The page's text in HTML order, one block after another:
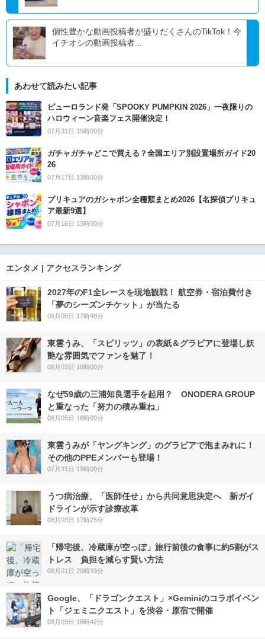
個性豊かな動画投稿者が盛りだくさんのTikTok！今
イチオシの動画投稿者...
あわせて読みたい記事
ピューロランド発「SPOOKY PUMPKIN 2026」一夜限りの
ハロウィーン音楽フェス開催決定！
07月31日 15時00分
ガチャガチャどこで買える？全国エリア別設置場所ガイド20
26
07月17日 13時00分
プリキュアのガシャポン全種類まとめ2026【名探偵プリキュ
ア最新9選】
07月16日 13時00分
エンタメ | アクセスランキング
2027年のF1全レースを現地観戦！ 航空券・宿泊費付き
「夢のシーズンチケット」が当たる
08月05日 17時48分
東雲うみ、「スピリッツ」の表紙＆グラビアに登場し妖
艶な雰囲気でファンを魅了！
08月03日 18時00分
なぜ59歳の三浦知良選手を起用？ ONODERA GROUP
と重なった「努力の積み重ね」
08月05日 16時00分
東雲うみが「ヤングキング」のグラビアで泡まみれに！
その他のPPEメンバーも登場！
07月31日 19時00分
うつ病治療、「医師任せ」から共同意思決定へ 新ガイ
ドラインが示す診療改革
08月03日 17時25分
「帰宅後、冷蔵庫が空っぽ」旅行前後の食事に約5割がス
トレス 負担を減らす賢い方法
08月01日 20時33分
Google、「ドラゴンクエスト」×Geminiのコラボイベン
ト「ジェミニクエスト」を渋谷・原宿で開催
08月03日 18時42分